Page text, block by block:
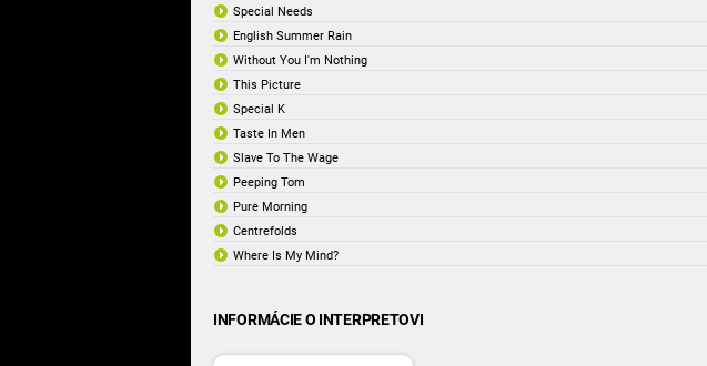
Special Needs
English Summer Rain
Without You I'm Nothing
This Picture
Special K
Taste In Men
Slave To The Wage
Peeping Tom
Pure Morning
Centrefolds
Where Is My Mind?
INFORMÁCIE O INTERPRETOVI